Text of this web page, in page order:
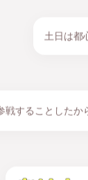
土日は都
戦することしたか